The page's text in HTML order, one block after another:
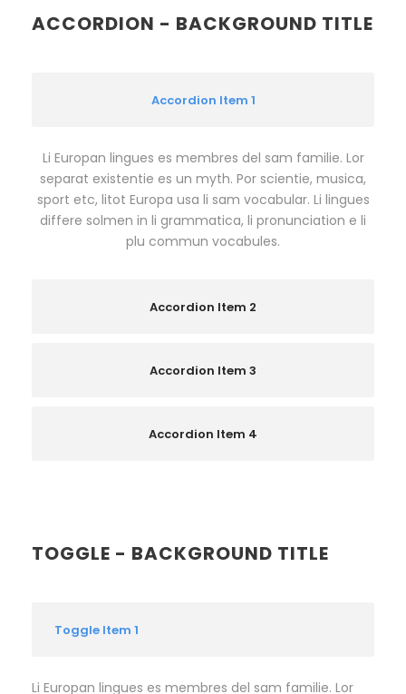
ACCORDION - BACKGROUND TITLE
Accordion Item 1
Li Europan lingues es membres del sam familie. Lor
separat existentie es un myth. Por scientie, musica,
sport etc, litot Europa usa li sam vocabular. Li lingues
differe solmen in li grammatica, li pronunciation e li
plu commun vocabules.
Accordion Item 2
Accordion Item 3
Accordion Item 4
TOGGLE - BACKGROUND TITLE
Toggle Item 1
Li Europan lingues es membres del sam familie. Lor